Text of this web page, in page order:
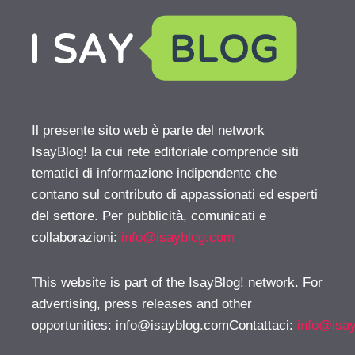
Il presente sito web è parte del network
IsayBlog! la cui rete editoriale comprende siti
tematici di informazione indipendente che
contano sul contributo di appassionati ed esperti
del settore. Per pubblicità, comunicati e
collaborazioni: info@isayblog.com
This website is part of the IsayBlog! network. For
advertising, press releases and other
opportunities: info@isayblog.comContattaci: